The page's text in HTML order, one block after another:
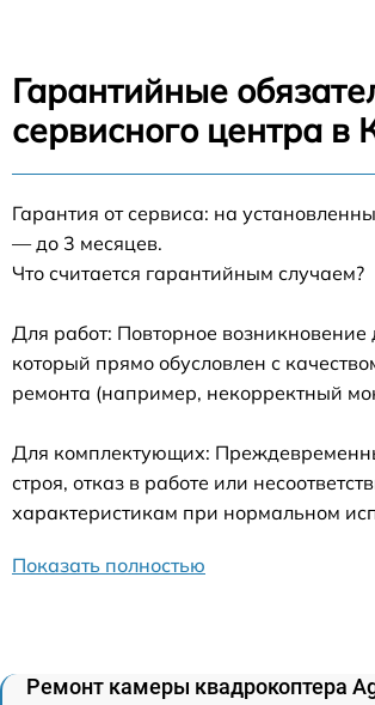
Гарантийные
сервисного центра в
Гарантия от сервиса: на
— до 3 месяцев.
Что считается гарантийным случаем?
Для работ: Повторное возникновение
который прямо обусловлен с
ремонта (например, некорректный
Для комплектующих:
строя, отказ в работе или
характеристикам при нормальном
Показать полностью
Ремонт камеры квадрокоптера